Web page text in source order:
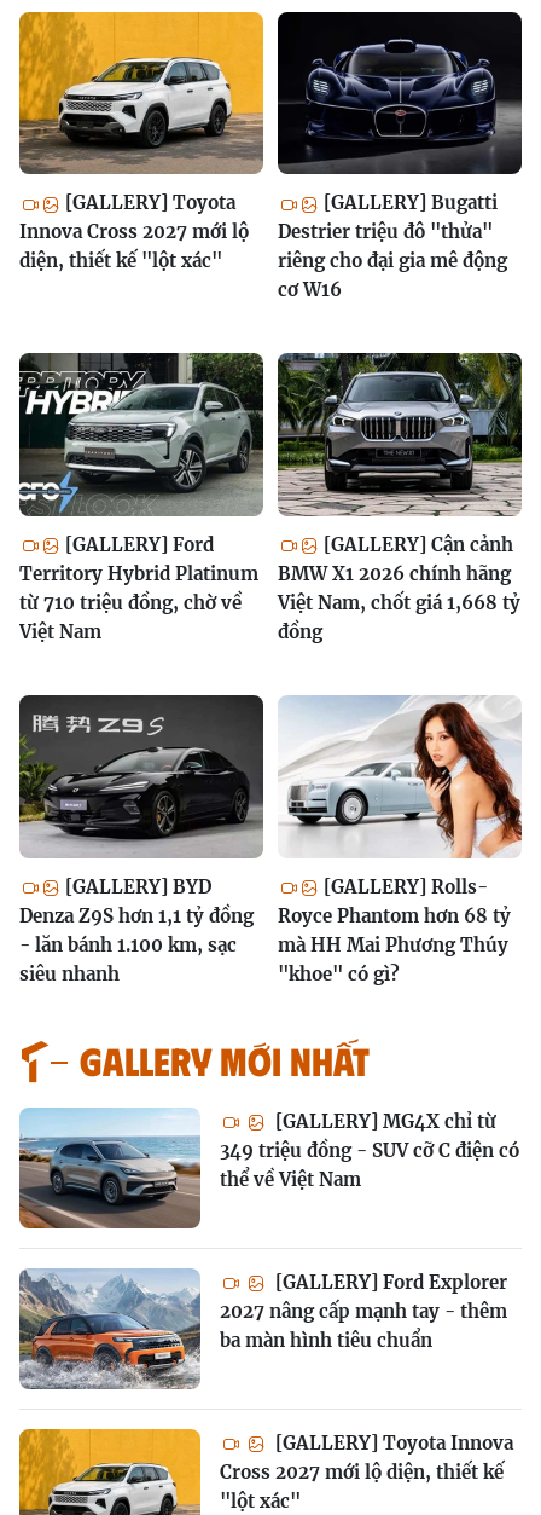
[GALLERY] Toyota
Innova Cross 2027 mới lộ
diện, thiết kế "lột xác"
[GALLERY] Bugatti
Destrier triệu đô "thửa"
riêng cho đại gia mê động
cơ W16
[GALLERY] Ford
Territory Hybrid Platinum
từ 710 triệu đồng, chờ về
Việt Nam
[GALLERY] Cận cảnh
BMW X1 2026 chính hãng
Việt Nam, chốt giá 1,668 tỷ
đồng
[GALLERY] BYD
Denza Z9S hơn 1,1 tỷ đồng
- lăn bánh 1.100 km, sạc
siêu nhanh
[GALLERY] Rolls-
Royce Phantom hơn 68 tỷ
mà HH Mai Phương Thúy
"khoe" có gì?
GALLERY MỚI NHẤT
[GALLERY] MG4X chỉ từ
349 triệu đồng - SUV cỡ C điện có
thể về Việt Nam
[GALLERY] Ford Explorer
2027 nâng cấp mạnh tay - thêm
ba màn hình tiêu chuẩn
[GALLERY] Toyota Innova
Cross 2027 mới lộ diện, thiết kế
"lột xác"